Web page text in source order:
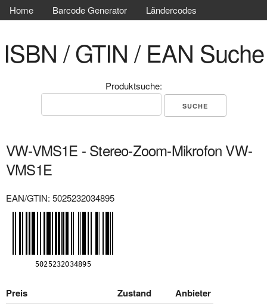
Home Barcode Generator Ländercodes
ISBN / GTIN / EAN Suche
Produktsuche:
VW-VMS1E - Stereo-Zoom-Mikrofon VW-
VMS1E
EAN/GTIN: 5025232034895
Preis Zustand
Anbieter